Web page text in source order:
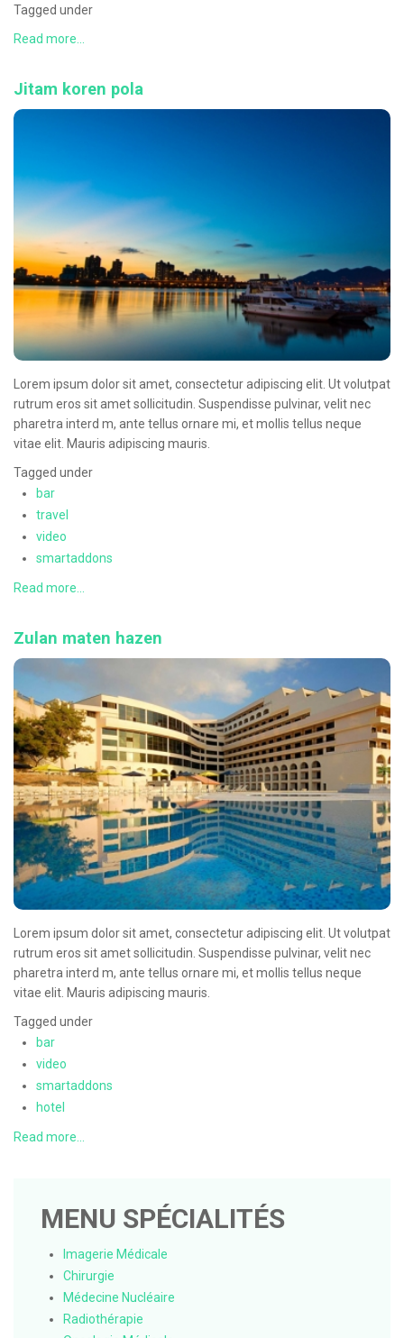
Tagged under
Read more...
Jitam koren pola
Lorem ipsum dolor sit amet, consectetur adipiscing elit. Ut volutpat
rutrum eros sit amet sollicitudin. Suspendisse pulvinar, velit nec
pharetra interd m, ante tellus ornare mi, et mollis tellus neque
vitae elit. Mauris adipiscing mauris.
Tagged under
bar
travel
video
smartaddons
Read more...
Zulan maten hazen
Lorem ipsum dolor sit amet, consectetur adipiscing elit. Ut volutpat
rutrum eros sit amet sollicitudin. Suspendisse pulvinar, velit nec
pharetra interd m, ante tellus ornare mi, et mollis tellus neque
vitae elit. Mauris adipiscing mauris.
Tagged under
bar
video
smartaddons
hotel
Read more...
MENU SPÉCIALITÉS
Imagerie Médicale
Chirurgie
Médecine Nucléaire
Radiothérapie